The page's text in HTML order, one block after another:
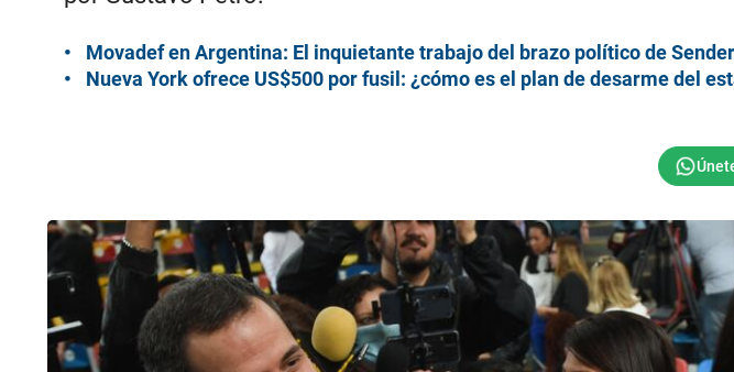
Movadef en Argentina: El inquietante trabajo del brazo político de
Nueva York ofrece US$500 por fusil: ¿cómo es el plan de desarme del